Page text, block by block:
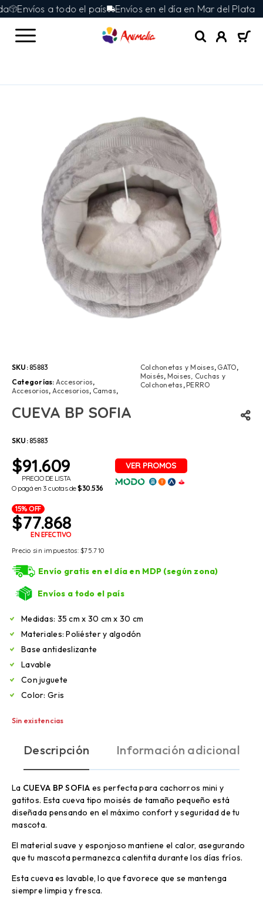
Envíos a todo el país Envíos en el día en Mar del Plata
SKU:85883
Categorías: Accesorios,
Accesorios, Accesorios, Camas,
Colchonetas y Moises, GATO,
Moisés, Moises, Cuchas y
Colchonetas ,PERRO
CUEVA BP SOFIA
SKU:85883
$91.609
PRECIO DE LISTA
O pagá en 3 cuotas de$30.536
15% OFF
$77.868
EN EFECTIVO
Precio sin impuestos:$75.710
Envío gratis en el día en MDP (según zona)
Envíos a todo el país
Medidas: 35 cm x 30 cm x 30 cm
Materiales: Poliéster y algodón
Base antideslizante
Lavable
Con juguete
Color: Gris
Sin existencias
Descripción Información adicional
La CUEVA BP SOFIAes perfecta para cachorros mini y
gatitos. Esta cueva tipo moisés de tamaño pequeño está
diseñada pensando en el máximo confort y seguridad de tu
mascota.
El material suave y esponjoso mantiene el calor, asegurando
que tu mascota permanezca calentita durante los días fríos.
Esta cueva es lavable, lo que favorece que se mantenga
siempre limpia y fresca.